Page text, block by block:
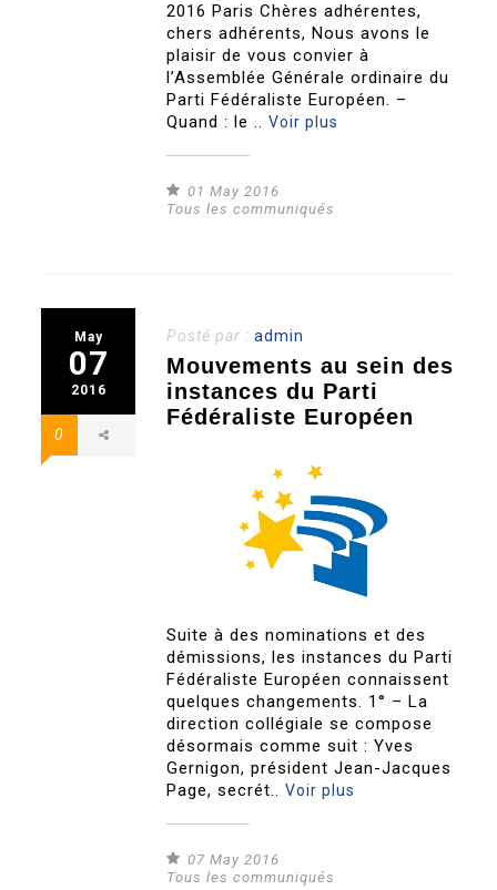
2016 Paris Chères adhérentes,
chers adhérents, Nous avons le
plaisir de vous convier à
l’Assemblée Générale ordinaire du
Parti Fédéraliste Européen. –
Quand : le ..Voir plus
01 May 2016
Tous les communiqués
May
07
2016
0
Posté par :admin
Mouvements au sein des
instances du Parti
Fédéraliste Européen
Suite à des nominations et des
démissions, les instances du Parti
Fédéraliste Européen connaissent
quelques changements. 1° – La
direction collégiale se compose
désormais comme suit : Yves
Gernigon, président Jean-Jacques
Page, secrét..Voir plus
07 May 2016
Tous les communiqués